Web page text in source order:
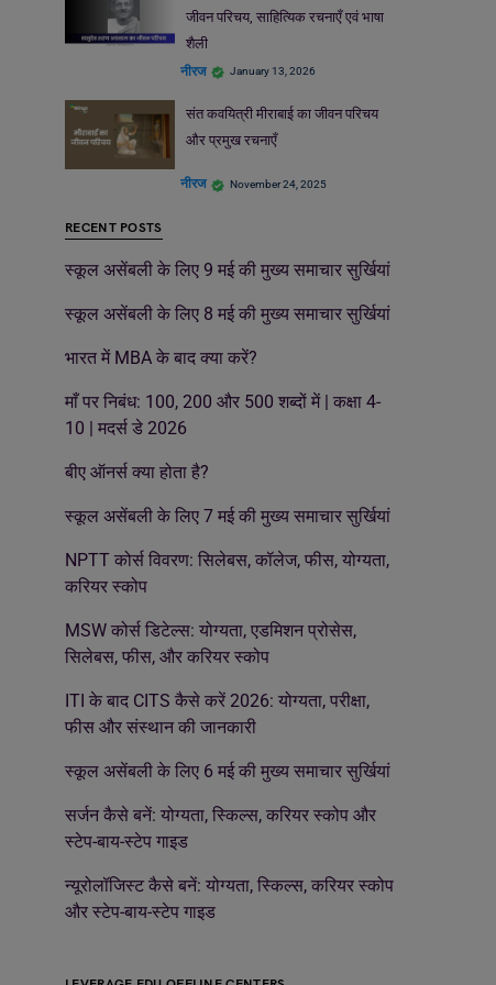
जीवन परिचय, साहित्यिक रचनाएँ एवं भाषा
शैली
नीरज January 13, 2026
संत कवयित्री मीराबाई का जीवन परिचय
और प्रमुख रचनाएँ
नीरज November 24, 2025
RECENT POSTS
स्कूल असेंबली के लिए 9 मई की मुख्य समाचार सुर्खियां
स्कूल असेंबली के लिए 8 मई की मुख्य समाचार सुर्खियां
भारत में MBA के बाद क्या करें?
माँ पर निबंध: 100, 200 और 500 शब्दों में | कक्षा 4-
10 | मदर्स डे 2026
बीए ऑनर्स क्या होता है?
स्कूल असेंबली के लिए 7 मई की मुख्य समाचार सुर्खियां
NPTT कोर्स विवरण: सिलेबस, कॉलेज, फीस, योग्यता,
करियर स्कोप
MSW कोर्स डिटेल्स: योग्यता, एडमिशन प्रोसेस,
सिलेबस, फीस, और करियर स्कोप
ITI के बाद CITS कैसे करें 2026: योग्यता, परीक्षा,
फीस और संस्थान की जानकारी
स्कूल असेंबली के लिए 6 मई की मुख्य समाचार सुर्खियां
सर्जन कैसे बनें: योग्यता, स्किल्स, करियर स्कोप और
स्टेप-बाय-स्टेप गाइड
न्यूरोलॉजिस्ट कैसे बनें: योग्यता, स्किल्स, करियर स्कोप
और स्टेप-बाय-स्टेप गाइड